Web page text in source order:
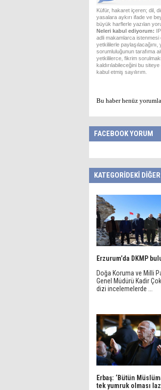
Küfür, hakaret içeren; dil,
yasalara aykırı ifade ve
büyük harflerle yazılan
Neleri kabul ediyorum:
adli makamlarca
yetkililerle paylaşılacağını,
sorumluluğunun tarafıma
yetkililerce, fikrim
kaldırılabileceğini bu
kabul etmiş sayılırım.
Bu haber henüz
FACEBOOK YORUM
KATEGORİDEKİ
Erzurum’da DKMP
Doğa Koruma ve Milli
Genel Müdürü Kadir
dizi incelemelerde ...
Erbaş: ‘Bütün
tek yumruk olması